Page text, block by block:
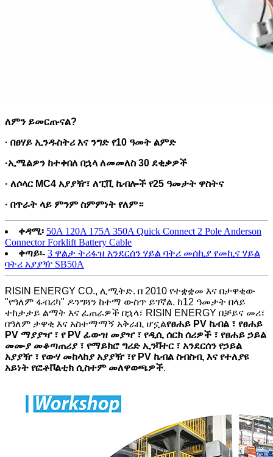
ለምን ይመርጡናል?
· በፀሃይ ኢንዱስትሪ እና ንግድ የ10 ዓመት ልምድ
·ኢሜልዎን ከተቀበለ በኋላ ለመመለስ 30 ደቂቃዎች
· ለሶላር MC4 አያያዥ፣ ለፒቪ ኬብሎች የ25 ዓመታት ዋስትና
· በጥራት ላይ ምንም ስምምነት የለም።
ቀዳሚ፡ 50A 120A 175A 350A Quick Connect 2 Pole Anderson
Connector Forklift Battery Cable
ቀጣይ፡- 3 ዋልታ ትሪፋዝ አንደርሰን ሃይል ባትሪ መሰኪያ የመኪና ሃይል
ባትሪ አያያዥ SB50A
RISIN ENERGY CO., ሊሚትድ. በ 2010 የተቋቋመ እና በታዋቂው
"የዓለም ፋብሪካ" ዶንግጓን ከተማ ውስጥ ይገኛል. ከ12 ዓመታት በላይ
ተከታታይ ልማት እና ፈጠራዎች በኋላ፣ RISIN ENERGY በቻይና መሪ፣
በዓለም ታዋቂ እና አስተማማኝ አቅራቢ ሆኗልየፀሐይ PV ኬብል ፣ የፀሐይ
PV ማያያዣ ፣ የ PV ፊውዝ መያዣ ፣ የዲሲ ሰርክ ሰሪዎች ፣ የፀሐይ ኃይል
መሙያ መቆጣጠሪያ ፣ የማይክሮ ግሪድ ኢንቫተር ፣ አንደርሰን የኃይል
አያያዥ ፣ የውሃ መከላከያ አያያዥ ፣የ PV ኬብል ስብስብ, እና የተለያዩ
አይነት የፎቶቮልቲክ ሲስተም መለዋወጫዎች.